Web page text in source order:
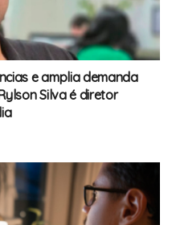
e amplia demanda
Silva é diretor